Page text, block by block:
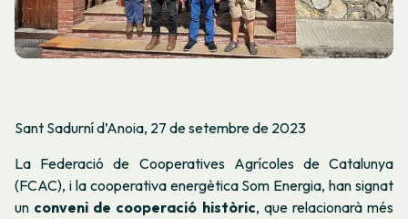
Sant Sadurní d’Anoia, 27 de setembre de 2023
La Federació de Cooperatives Agrícoles de Catalunya
(FCAC), i la cooperativa energètica Som Energia, han signat
un conveni de cooperació històric, que relacionarà més